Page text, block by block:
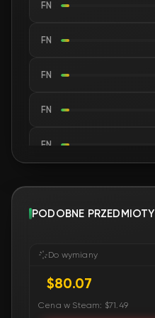
FN
FN
FN
FN
FN
FN
FN
FN
PODOBNE PRZEDMIOTY
Do wymiany
$80.07
Cena w Steam: $71.49